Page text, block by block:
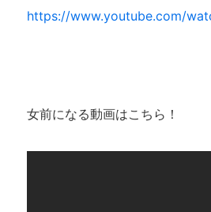
https://www.youtube.com/
女前になる動画はこちら！